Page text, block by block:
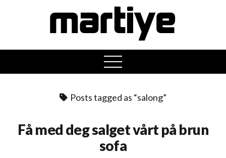
open
menu
Posts tagged as “salong”
Få med deg salget vårt på brun
sofa